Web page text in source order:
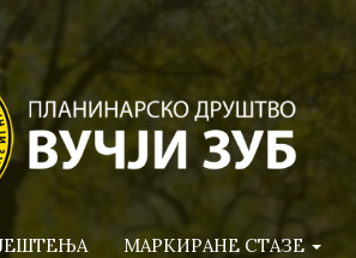
МАРКИРАНЕ СТАЗЕ